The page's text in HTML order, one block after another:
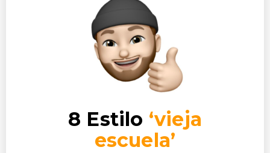
8 Estilo ‘vieja
escuela’